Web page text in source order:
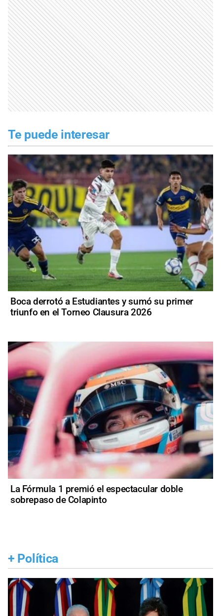
Te puede interesar
Boca derrotó a Estudiantes y sumó su primer
triunfo en el Torneo Clausura 2026
La Fórmula 1 premió el espectacular doble
sobrepaso de Colapinto
+ Política